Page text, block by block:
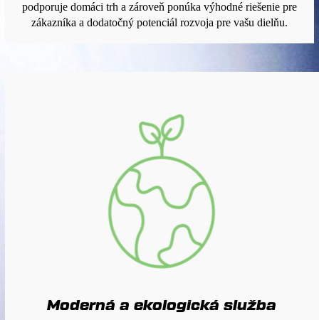
podporuje domáci trh a zároveň ponúka výhodné riešenie pre
zákazníka a dodatočný potenciál rozvoja pre vašu dielňu.
Moderná a ekologická služba